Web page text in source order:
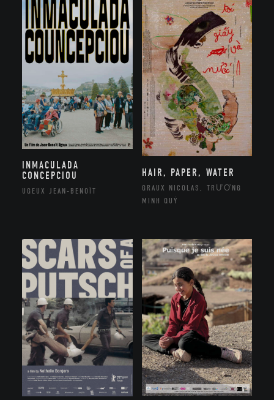
INMACULADA
CONCEPCIOU
UGEUX JEAN-BENOÎT
HAIR, PAPER, WATER
GRAUX NICOLAS, TRƯƠNG
MINH QUÝ